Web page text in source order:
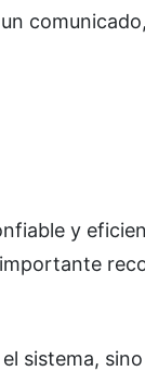
y
el sistema,